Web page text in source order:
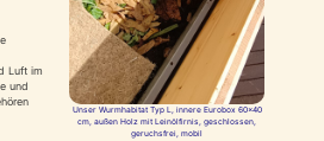
Luft im
und
Unser Wurmhabitat Typ L, innere Eurobox 60×40
cm, außen Holz mit Leinölfirnis, geschlossen,
geruchsfrei, mobil